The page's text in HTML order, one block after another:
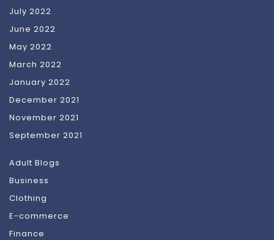
July 2022
June 2022
May 2022
March 2022
January 2022
December 2021
November 2021
September 2021
Adult Blogs
Business
Clothing
E-commerce
Finance